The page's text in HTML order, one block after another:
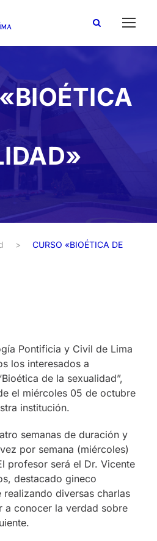
>
CURSO «BIOÉTICA DE
Pontificia y Civil de Lima
los interesados a
de la sexualidad”,
el miércoles 05 de octubre
institución.
semanas de duración y
por semana (miércoles)
profesor será el Dr. Vicente
destacado gineco
diversas charlas
a conocer la verdad sobre